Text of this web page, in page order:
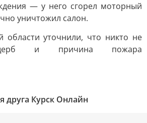
— у него сгорел моторный
уничтожил салон.
уточнили, что никто не
и причина пожара
друга Курск Онлайн